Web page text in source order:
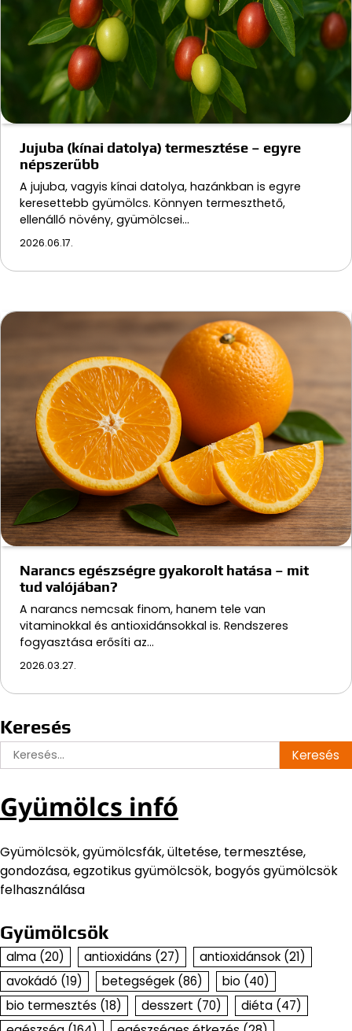
Jujuba (kínai datolya) termesztése – egyre
népszerűbb
A jujuba, vagyis kínai datolya, hazánkban is egyre
keresettebb gyümölcs. Könnyen termeszthető,
ellenálló növény, gyümölcsei…
2026.06.17.
Narancs egészségre gyakorolt hatása – mit
tud valójában?
A narancs nemcsak finom, hanem tele van
vitaminokkal és antioxidánsokkal is. Rendszeres
fogyasztása erősíti az…
2026.03.27.
Keresés
Keresés:
Gyümölcs infó
Gyümölcsök, gyümölcsfák, ültetése, termesztése,
gondozása, egzotikus gyümölcsök, bogyós gyümölcsök
felhasználása
Gyümölcsök
alma (20) antioxidáns (27) antioxidánsok (21)
avokádó (19) betegségek (86) bio (40)
bio termesztés (18) desszert (70) diéta (47)